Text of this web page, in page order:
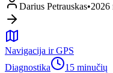
Darius Petrauskas•2026
Navigacija ir GPS
Diagnostika
15 minučių